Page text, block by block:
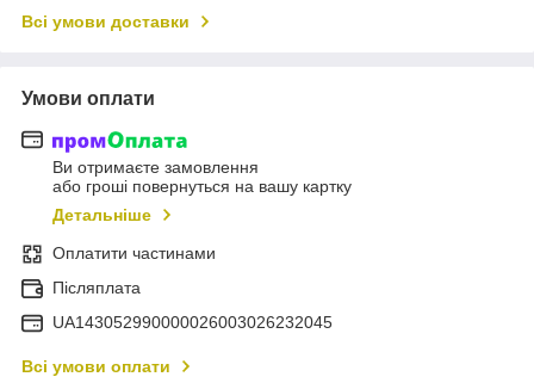
Всі умови доставки
Умови оплати
Ви отримаєте замовлення
або гроші повернуться на вашу картку
Детальніше
Оплатити частинами
Післяплата
UA143052990000026003026232045
Всі умови оплати